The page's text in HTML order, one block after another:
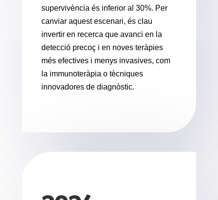
supervivència és inferior al 30%. Per
canviar aquest escenari, és clau
invertir en recerca que avanci en la
detecció precoç i en noves teràpies
més efectives i menys invasives, com
la immunoteràpia o tècniques
innovadores de diagnòstic.